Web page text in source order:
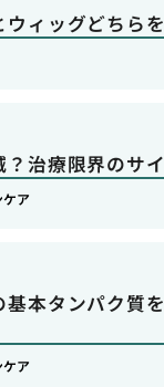
ウィッグどちら
？治療限界のサ
ア
基本タンパク質
ア